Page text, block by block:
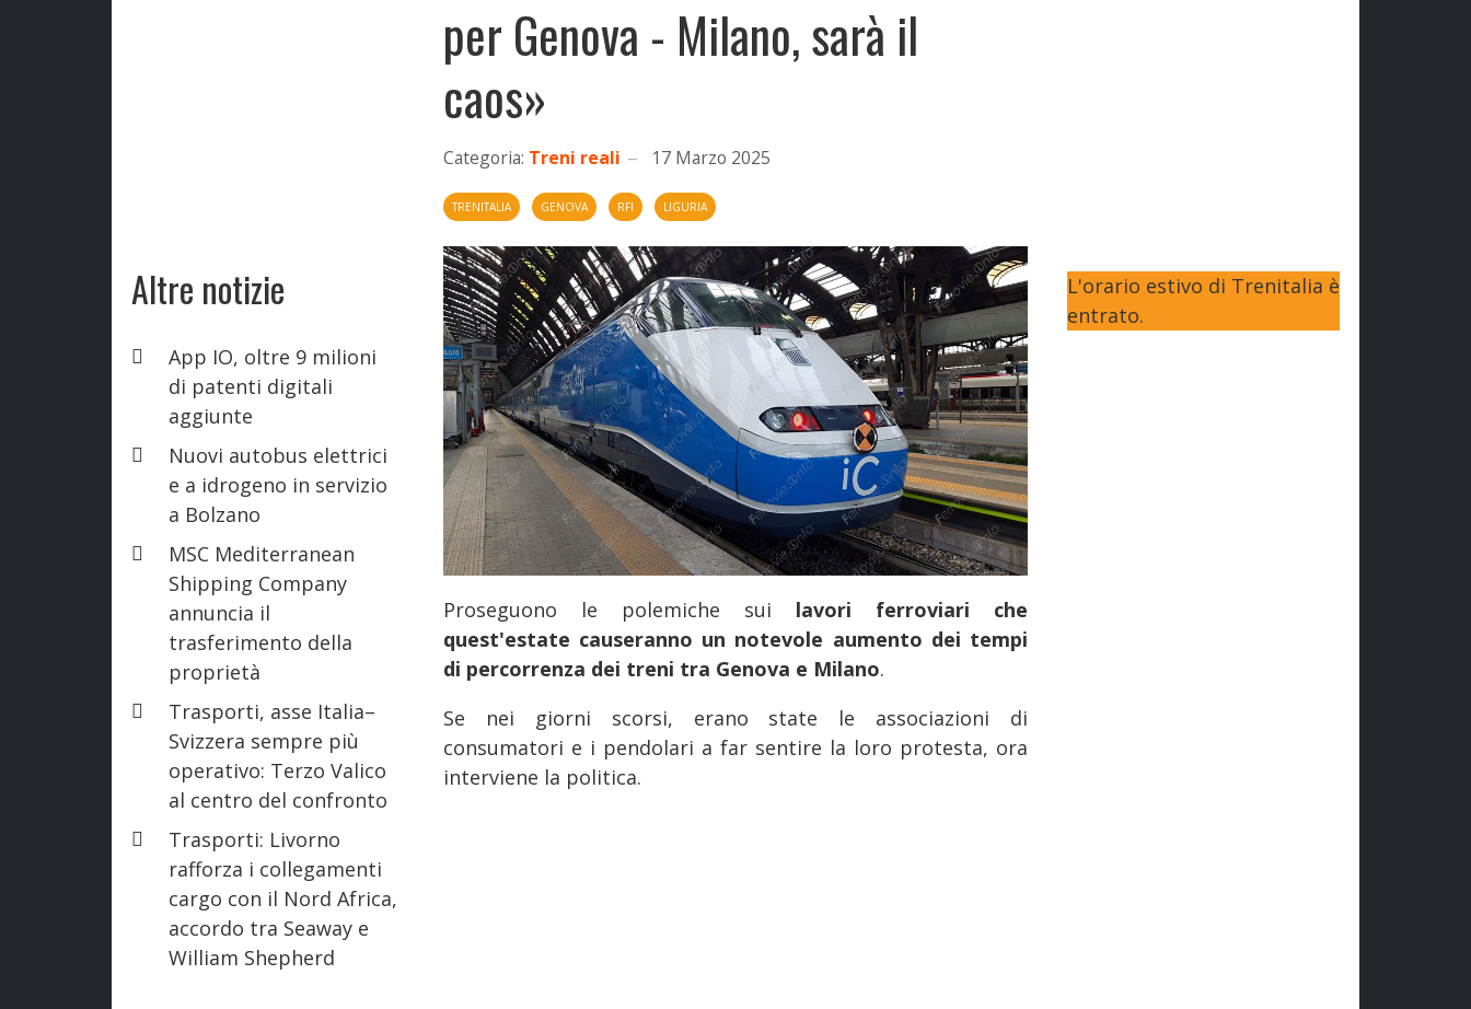
Altre notizie
App IO, oltre 9 milioni
di patenti digitali
aggiunte
Nuovi autobus elettrici
e a idrogeno in servizio
a Bolzano
MSC Mediterranean
Shipping Company
annuncia il
trasferimento della
proprietà
Trasporti, asse Italia–
Svizzera sempre più
operativo: Terzo Valico
al centro del confronto
Trasporti: Livorno
rafforza i collegamenti
cargo con il Nord Africa,
accordo tra Seaway e
William Shepherd
per Genova - Milano, sarà il
caos»
Categoria: Treni reali 17 Marzo 2025
TRENITALIA GENOVA RFI LIGURIA
Proseguono le polemiche sui lavori ferroviari che
quest'estate causeranno un notevole aumento dei tempi
di percorrenza dei treni tra Genova e Milano.
Se nei giorni scorsi, erano state le associazioni di
consumatori e i pendolari a far sentire la loro protesta, ora
interviene la politica.
L'orario estivo di Trenitalia è
entrato.